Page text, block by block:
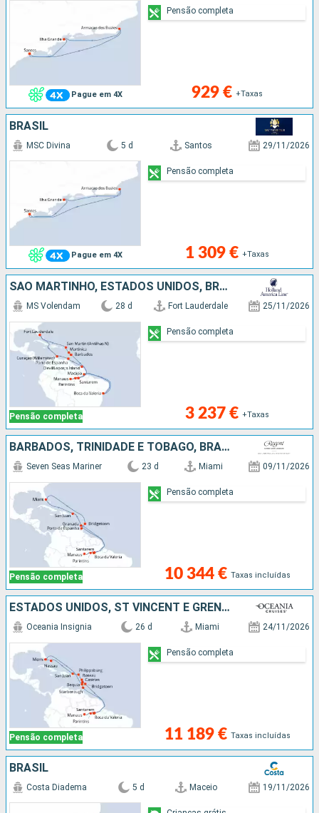
Pague em 4X 929 € +Taxas
Pensão completa
BRASIL
Pague em 4X
MSC Divina 5 d Santos 29/11/2026
1 309 € +Taxas
Pensão completa
SÃO MARTINHO, ESTADOS UNIDOS, BRASIL, CURAÇAO, BARBADOS, TRINIDADE E TOBAGO, MARTINICA, FRANÇA
Pensão completa
MS Volendam 28 d Fort Lauderdale 25/11/2026
3 237 € +Taxas
Pensão completa
BARBADOS, TRINIDADE E TOBAGO, BRASIL, GRENADA, PORTO RICO, ESTADOS UNIDOS
Pensão completa
Seven Seas Mariner 23 d Miami 09/11/2026
10 344 € Taxas incluídas
Pensão completa
ESTADOS UNIDOS, ST VINCENT E GRENADINES, ANTÍGUA E BARBUDA, SANTA LÚCIA, TRINIDADE E TOBAGO, BRASIL, BARBADOS, DOMINICA, SÃO MARTINHO, PORTO RICO, BAHAMAS
Pensão completa
Oceania Insignia 26 d Miami 24/11/2026
11 189 € Taxas incluídas
Pensão completa
BRASIL
Costa Diadema 5 d Maceio 19/11/2026